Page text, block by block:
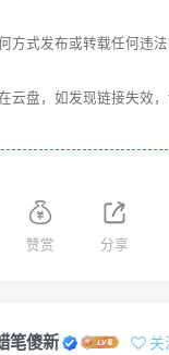
方式发布或转载任何违
云盘，如发现链接失效
赞赏 分享
笔傻新 关